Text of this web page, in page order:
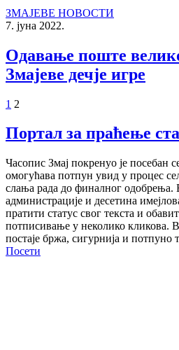
ЗМАЈЕВЕ НОВОСТИ
7. јуна 2022.
Одавање поште
Змајеве дечје игре
1 2
Портал за праћење
Часопис Змај покренуо је посебан
омогућава потпун увид у процес
слања рада до финалног одобрења.
администрације и десетина
пратити статус свог текста и
потписивање у неколико кликова.
постаје бржа, сигурнија и потпуно
Посети